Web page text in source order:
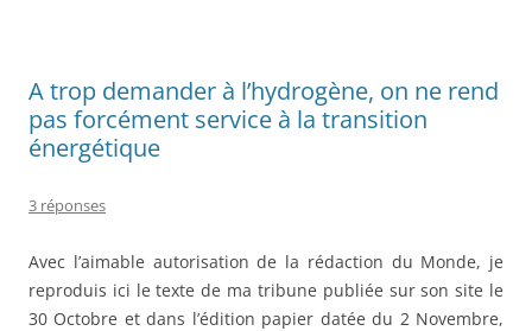
o
k
A trop demander à l’hydrogène, on ne rend
pas forcément service à la transition
énergétique
3 réponses
Avec l’aimable autorisation de la rédaction du Monde, je
reproduis ici le texte de ma tribune publiée sur son site le
30 Octobre et dans l’édition papier datée du 2 Novembre,